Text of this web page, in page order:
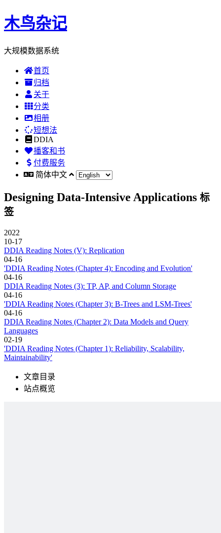
木鸟杂记
大规模数据系统
首页
归档
关于
分类
相册
短想法
DDIA
播客和书
付费服务
简体中文
Designing Data-Intensive Applications 标
签
2022
10-17
DDIA Reading Notes (V): Replication
04-16
'DDIA Reading Notes (Chapter 4): Encoding and Evolution'
04-16
DDIA Reading Notes (3): TP, AP, and Column Storage
04-16
'DDIA Reading Notes (Chapter 3): B-Trees and LSM-Trees'
04-16
DDIA Reading Notes (Chapter 2): Data Models and Query
Languages
02-19
'DDIA Reading Notes (Chapter 1): Reliability, Scalability,
Maintainability'
文章目录
站点概览